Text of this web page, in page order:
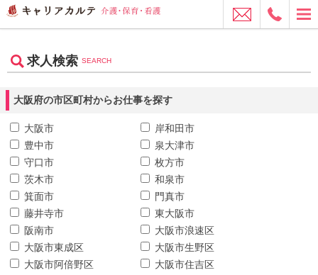
求人検索 SEARCH
大阪府の市区町村からお仕事を探す
大阪市
岸和田市
豊中市
泉大津市
守口市
枚方市
茨木市
和泉市
箕面市
門真市
藤井寺市
東大阪市
阪南市
大阪市浪速区
大阪市東成区
大阪市生野区
大阪市阿倍野区
大阪市住吉区